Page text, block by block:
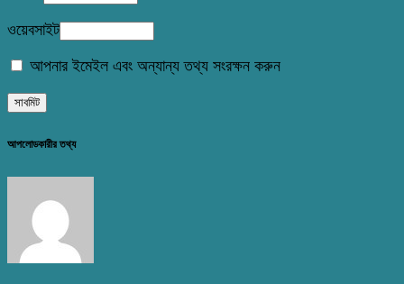
ওয়েবসাইট
আপনার ইমেইল এবং অন্যান্য তথ্য সংরক্ষন করুন
আপলোডকারীর তথ্য